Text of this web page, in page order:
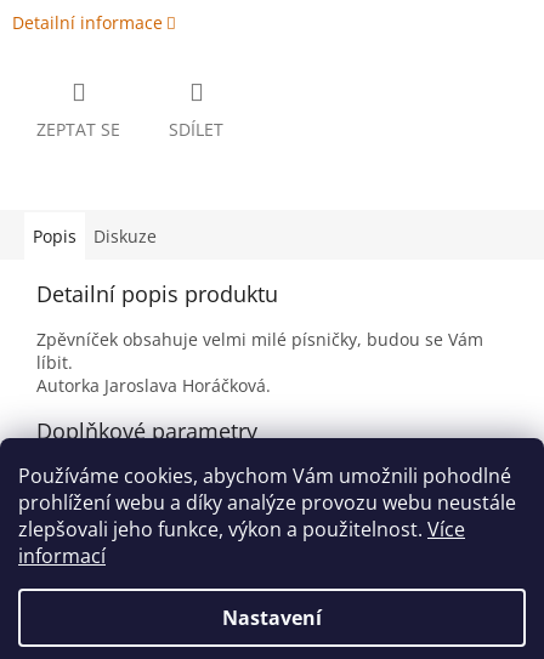
Používáme cookies, abychom Vám umožnili pohodlné
prohlížení webu a díky analýze provozu webu neustále
zlepšovali jeho funkce, výkon a použitelnost. Více
informací
Nastavení
Detailní informace
ZEPTAT SE SDÍLET
Popis Diskuze
Detailní popis produktu
Zpěvníček obsahuje velmi milé písničky, budou se Vám
líbit.
Autorka Jaroslava Horáčková.
Doplňkové parametry
Kategorie: Písničky pro děti
EAN: 9788087165164
Vytvořil Shoptet